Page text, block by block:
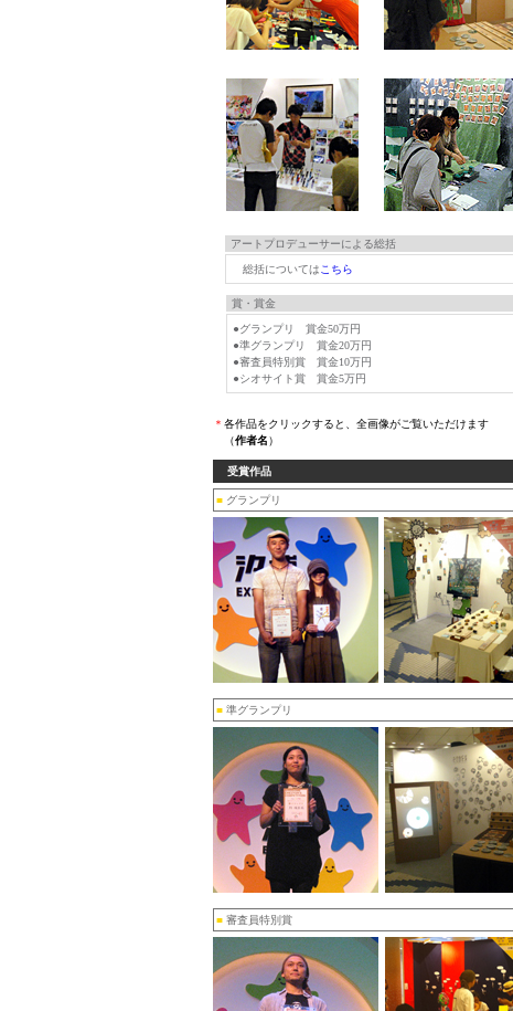
アートプロデューサーによる総括
総括については こちら
賞・賞金
●グランプリ 賞金50万円
●準グランプリ 賞金20万円
●審査員特別賞 賞金10万円
●シオサイト賞 賞金5万円
＊ 各作品をクリックすると、全画像がご覧いただけます
（作者名）
受賞作品
■ グランプリ
■ 準グランプリ
■ 審査員特別賞